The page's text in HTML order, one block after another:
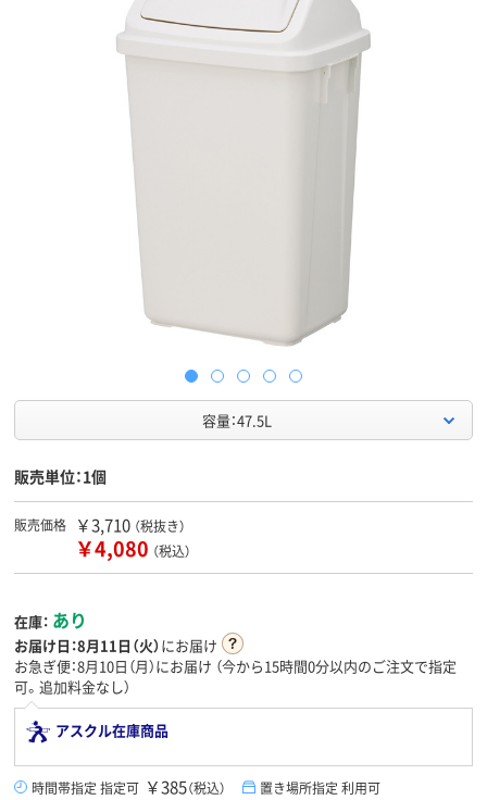
容量：47.5L
販売単位：1個
販売価格 ￥3,710 （税抜き）
￥4,080 （税込）
在庫： あり
お届け日：8月11日（火）にお届け
お急ぎ便：8月10日（月）にお届け （今から15時間0分以内のご注文で指定
可。追加料金なし）
アスクル在庫商品
時間帯指定 指定可 ￥385（税込） 置き場所指定 利用可